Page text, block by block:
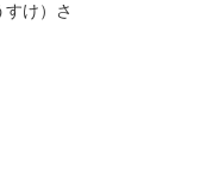
け）さ